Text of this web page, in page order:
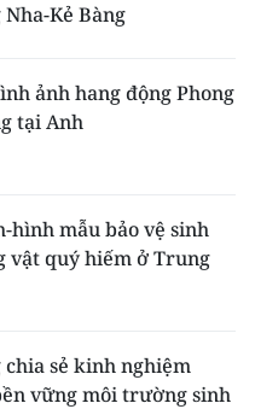
Kẻ Bàng
ảnh hang động Phong
tại Anh
hình mẫu bảo vệ sinh
vật quý hiếm ở Trung
chia sẻ kinh nghiệm
vững môi trường sinh